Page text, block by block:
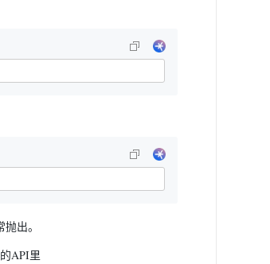
出。
API里